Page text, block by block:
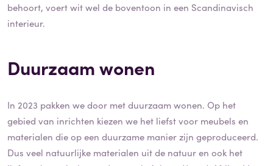
behoort, voert wit wel de boventoon in een Scandinavisch
interieur.
Duurzaam wonen
In 2023 pakken we door met duurzaam wonen. Op het
gebied van inrichten kiezen we het liefst voor meubels en
materialen die op een duurzame manier zijn geproduceerd.
Dus veel natuurlijke materialen uit de natuur en ook het